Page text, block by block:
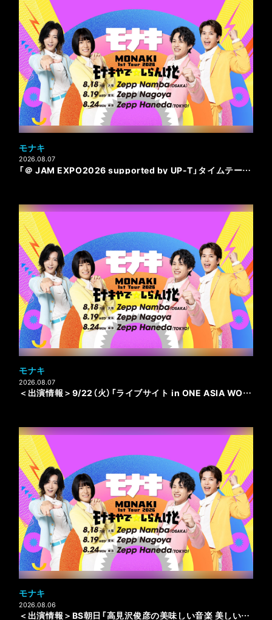
モナキ
2026.08.07
「＠ JAM EXPO2026 supported by UP-T」タイムテーブル発表
モナキ
2026.08.07
＜出演情報＞9/22（火）「ライブサイト in ONE ASIA WORLD」
モナキ
2026.08.06
＜出演情報＞BS朝日「高見沢俊彦の美味しい音楽 美しいメシ」